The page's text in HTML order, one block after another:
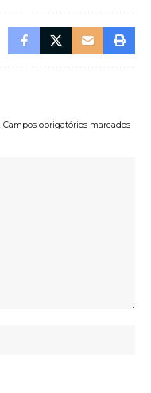
Campos obrigatórios marcados